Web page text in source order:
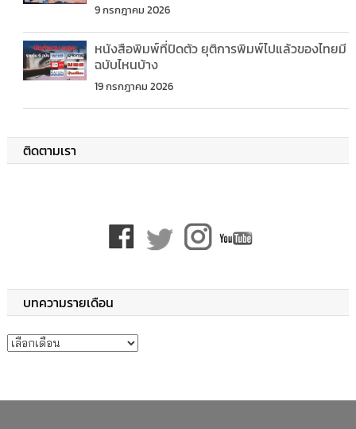
9 กรกฎาคม 2026
หนังสือพิมพ์ที่ปิดตัว ยุติการพิมพ์ไปแล้วของไทยมี
ฉบับไหนบ้าง
19 กรกฎาคม 2026
ติดตามเรา
บทความรายเดือน
บทความรายเดือน